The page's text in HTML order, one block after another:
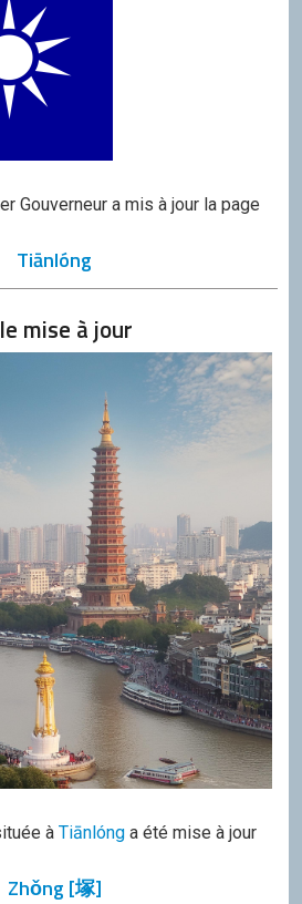
Gouverneur a mis à jour la page
Tiānlóng
mise à jour
à Tiānlóng a été mise à jour
Zhǒng [塚]